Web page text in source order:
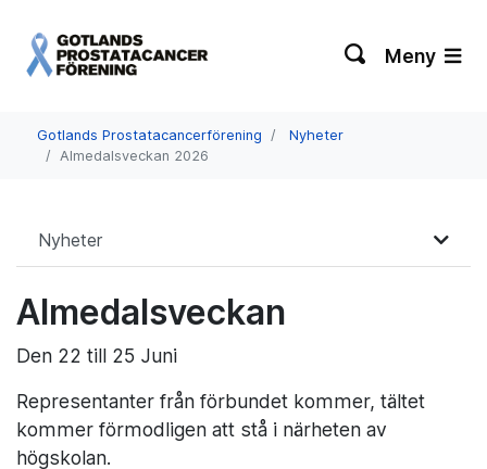
Meny
Gotlands Prostatacancerförening
Nyheter
Almedalsveckan 2026
Nyheter
Almedalsveckan
Den 22 till 25 Juni
Representanter från förbundet kommer, tältet
kommer förmodligen att stå i närheten av
högskolan.